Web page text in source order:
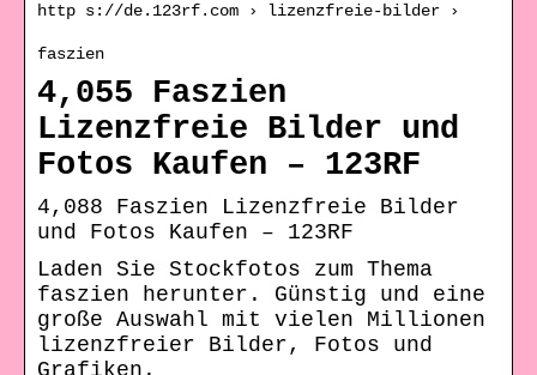
http s://de.123rf.com › lizenzfreie-bilder ›
faszien
4,055 Faszien
Lizenzfreie Bilder und
Fotos Kaufen – 123RF
4,088 Faszien Lizenzfreie Bilder
und Fotos Kaufen – 123RF
Laden Sie Stockfotos zum Thema
faszien herunter. Günstig und eine
große Auswahl mit vielen Millionen
lizenzfreier Bilder, Fotos und